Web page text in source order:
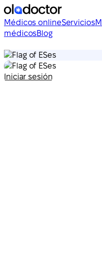
Médicos onlineServicios
médicosBlog
es
es
Iniciar sesión